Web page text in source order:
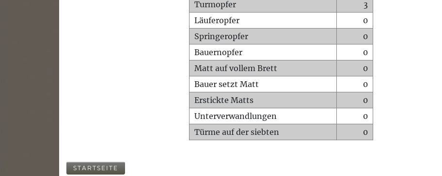
Turmopfer
3
Läuferopfer
0
Springeropfer
0
Bauernopfer
0
Matt auf vollem Brett
0
Bauer setzt Matt
0
Erstickte Matts
0
Unterverwandlungen
0
Türme auf der siebten
0
STARTSEITE